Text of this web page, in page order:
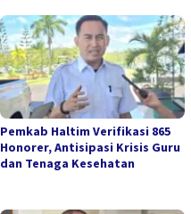
Pemkab Haltim Verifikasi 865
Honorer, Antisipasi Krisis Guru
dan Tenaga Kesehatan